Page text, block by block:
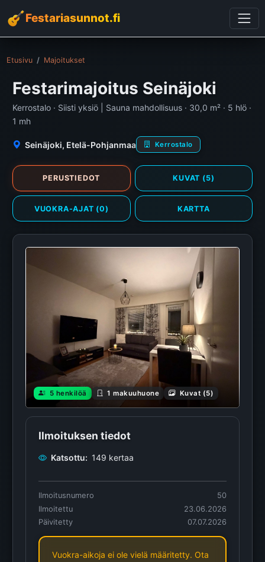
Festariasunnot.fi
Etusivu Majoitukset
Festarimajoitus Seinäjoki
Kerrostalo · Siisti yksiö | Sauna mahdollisuus · 30,0 m² · 5 hlö ·
1 mh
Seinäjoki, Etelä-Pohjanmaa Kerrostalo
PERUSTIEDOT KUVAT (5)
VUOKRA-AJAT (0) KARTTA
5 henkilöä 1 makuuhuone Kuvat (5)
Ilmoituksen tiedot
Katsottu: 149 kertaa
Ilmoitusnumero
50
Ilmoitettu
23.06.2026
Päivitetty
07.07.2026
Vuokra-aikoja ei ole vielä määritetty. Ota